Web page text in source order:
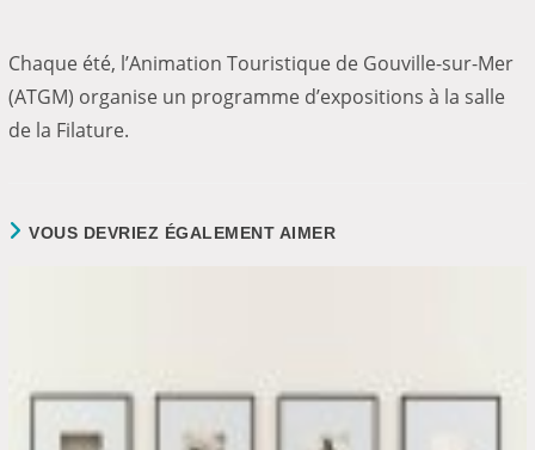
Chaque été, l’Animation Touristique de Gouville-sur-Mer
(ATGM) organise un programme d’expositions à la salle
de la Filature.
VOUS DEVRIEZ ÉGALEMENT AIMER